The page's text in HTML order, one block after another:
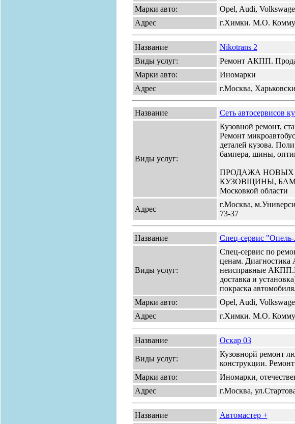
Марки авто:
Opel, Audi,
Адрес
г.Химки. М.О.
Название
Nikotrans 2
Виды услуг:
Ремонт АКПП.
Марки авто:
Иномарки
Адрес
г.Москва,
Название Сеть автосервисов
Виды услуг:
Кузовной ремонт,
Ремонт
деталей кузова.
бампера, шины,
ПРОДАЖА НОВЫХ
КУЗОВЩИНЫ,
Московкой области
Адрес
г.Москва,
73-37
Название Спец-сервис
Виды услуг:
Спец-сервис по
ценам.
неисправные
доставка и
покраска
Марки авто:
Opel, Audi,
Адрес
г.Химки. М.О.
Название Оскар 03
Виды услуг:
Кузовнорй ремонт
конструкции.
Марки авто:
Иномарки,
Адрес
г.Москва,
Название Автомастер +